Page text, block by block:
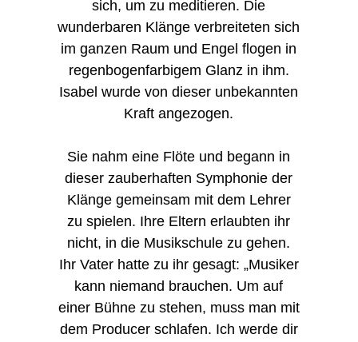
sich, um zu meditieren. Die
wunderbaren Klänge verbreiteten sich
im ganzen Raum und Engel flogen in
regenbogenfarbigem Glanz in ihm.
Isabel wurde von dieser unbekannten
Kraft angezogen.
Sie nahm eine Flöte und begann in
dieser zauberhaften Symphonie der
Klänge gemeinsam mit dem Lehrer
zu spielen. Ihre Eltern erlaubten ihr
nicht, in die Musikschule zu gehen.
Ihr Vater hatte zu ihr gesagt: „Musiker
kann niemand brauchen. Um auf
einer Bühne zu stehen, muss man mit
dem Producer schlafen. Ich werde dir